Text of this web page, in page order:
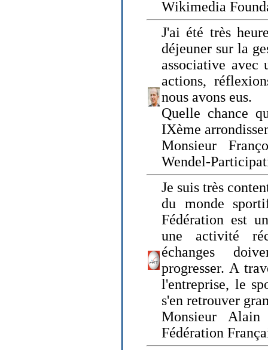
Wikimedia
J'ai été très
déjeuner sur la
associative avec
actions,
nous avons eus.
Quelle chance
IXème
Monsieur
Wendel-
Je suis très
du monde
Fédération est
une activité
échanges
progresser. A
l'entreprise, le
s'en retrouver
Monsieur
Fédération